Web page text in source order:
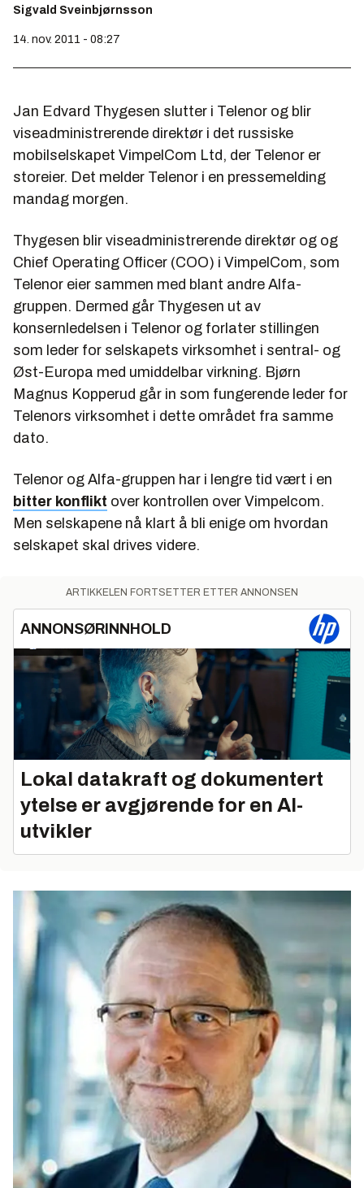
Sigvald Sveinbjørnsson
14. nov. 2011 - 08:27
Jan Edvard Thygesen slutter i Telenor og blir
viseadministrerende direktør i det russiske
mobilselskapet VimpelCom Ltd, der Telenor er
storeier. Det melder Telenor i en pressemelding
mandag morgen.
Thygesen blir viseadministrerende direktør og og
Chief Operating Officer (COO) i VimpelCom, som
Telenor eier sammen med blant andre Alfa-
gruppen. Dermed går Thygesen ut av
konsernledelsen i Telenor og forlater stillingen
som leder for selskapets virksomhet i sentral- og
Øst-Europa med umiddelbar virkning. Bjørn
Magnus Kopperud går in som fungerende leder for
Telenors virksomhet i dette området fra samme
dato.
Telenor og Alfa-gruppen har i lengre tid vært i en
bitter konflikt over kontrollen over Vimpelcom.
Men selskapene nå klart å bli enige om hvordan
selskapet skal drives videre.
ARTIKKELEN FORTSETTER ETTER ANNONSEN
ANNONSØRINNHOLD
Lokal datakraft og dokumentert
ytelse er avgjørende for en AI-
utvikler